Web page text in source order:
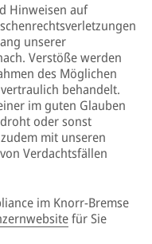
Hinweisen auf
unserer
Verstöße werden
des Möglichen
behandelt.
im guten Glauben
oder sonst
mit unseren
Verdachtsfällen
im Knorr-Bremse
für Sie